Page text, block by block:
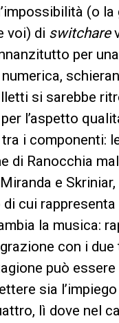
(o la
voi) di switchare
per
si sarebbe
l’aspetto
i componenti:
di Ranocchia
e
cui rappresenta
la musica:
con i
può
sia
lì dove nel